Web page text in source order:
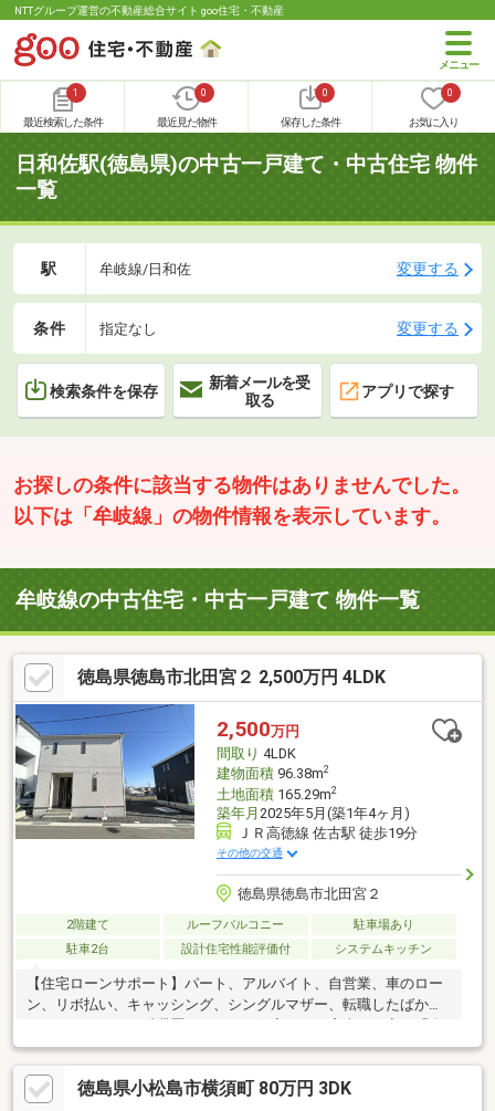
NTTグループ運営の不動産総合サイト goo住宅・不動産
1
最近検索した条件
0
最近見た物件
0
保存した条件
0
お気に入り
日和佐駅(徳島県)の中古一戸建て・中古住宅 物件
一覧
駅 牟岐線/日和佐 変更する
条件 指定なし 変更する
検索条件を保存
新着メールを受
取る
アプリで探す
お探しの条件に該当する物件はありませんでした。
以下は「牟岐線」の物件情報を表示しています。
牟岐線の中古住宅・中古一戸建て 物件一覧
徳島県徳島市北田宮２ 2,500万円 4LDK
2,500万円
間取り 4LDK
建物面積96.38m2
土地面積165.29m2
築年月 2025年5月(築1年4ヶ月)
ＪＲ高徳線 佐古駅 徒歩19分
その他の交通
徳島県徳島市北田宮２
2階建て ルーフバルコニー
駐車場あり
駐車2台
設計住宅性能評価付 システムキッチン
【住宅ローンサポート】パート、アルバイト、自営業、車のロー
ン、リボ払い、キャッシング、シングルマザー、転職したばか
分は無理かも…」という方ほどご相談ください！▼審査通過例・
年収300万＋車ローン／勤続1年→通過・年収260万／シングル／
カード残債→通過・転職4ヶ月／頭金0→通過・自営業2年目→補
徳島県小松島市横須町 80万円 3DK